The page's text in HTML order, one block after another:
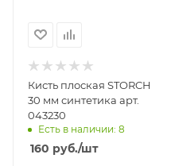
Кисть плоская STORCH
30 мм синтетика арт.
043230
Есть в наличии: 8
160 руб./шт